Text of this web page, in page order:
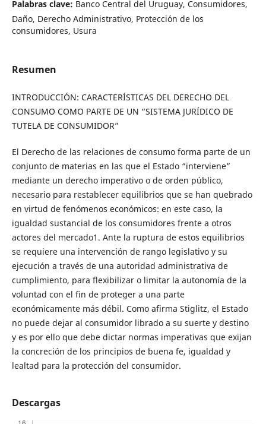
Palabras clave: Banco Central del Uruguay, Consumidores,
Daño, Derecho Administrativo, Protección de los
consumidores, Usura
Resumen
INTRODUCCIÓN: CARACTERÍSTICAS DEL DERECHO DEL
CONSUMO COMO PARTE DE UN “SISTEMA JURÍDICO DE
TUTELA DE CONSUMIDOR”
El Derecho de las relaciones de consumo forma parte de un
conjunto de materias en las que el Estado “interviene”
mediante un derecho imperativo o de orden público,
necesario para restablecer equilibrios que se han quebrado
en virtud de fenómenos económicos: en este caso, la
igualdad sustancial de los consumidores frente a otros
actores del mercado1. Ante la ruptura de estos equilibrios
se requiere una intervención de rango legislativo y su
ejecución a través de una autoridad administrativa de
cumplimiento, para flexibilizar o limitar la autonomía de la
voluntad con el fin de proteger a una parte
económicamente más débil. Como afirma Stiglitz, el Estado
no puede dejar al consumidor librado a su suerte y destino
y es por ello que debe dictar normas imperativas que exijan
la concreción de los principios de buena fe, igualdad y
lealtad para la protección del consumidor.
Descargas